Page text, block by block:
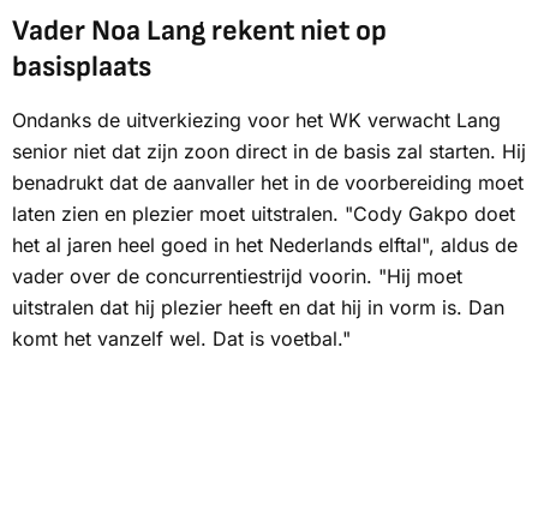
Vader Noa Lang rekent niet op
basisplaats
Ondanks de uitverkiezing voor het WK verwacht Lang
senior niet dat zijn zoon direct in de basis zal starten. Hij
benadrukt dat de aanvaller het in de voorbereiding moet
laten zien en plezier moet uitstralen. "Cody Gakpo doet
het al jaren heel goed in het Nederlands elftal", aldus de
vader over de concurrentiestrijd voorin. "Hij moet
uitstralen dat hij plezier heeft en dat hij in vorm is. Dan
komt het vanzelf wel. Dat is voetbal."